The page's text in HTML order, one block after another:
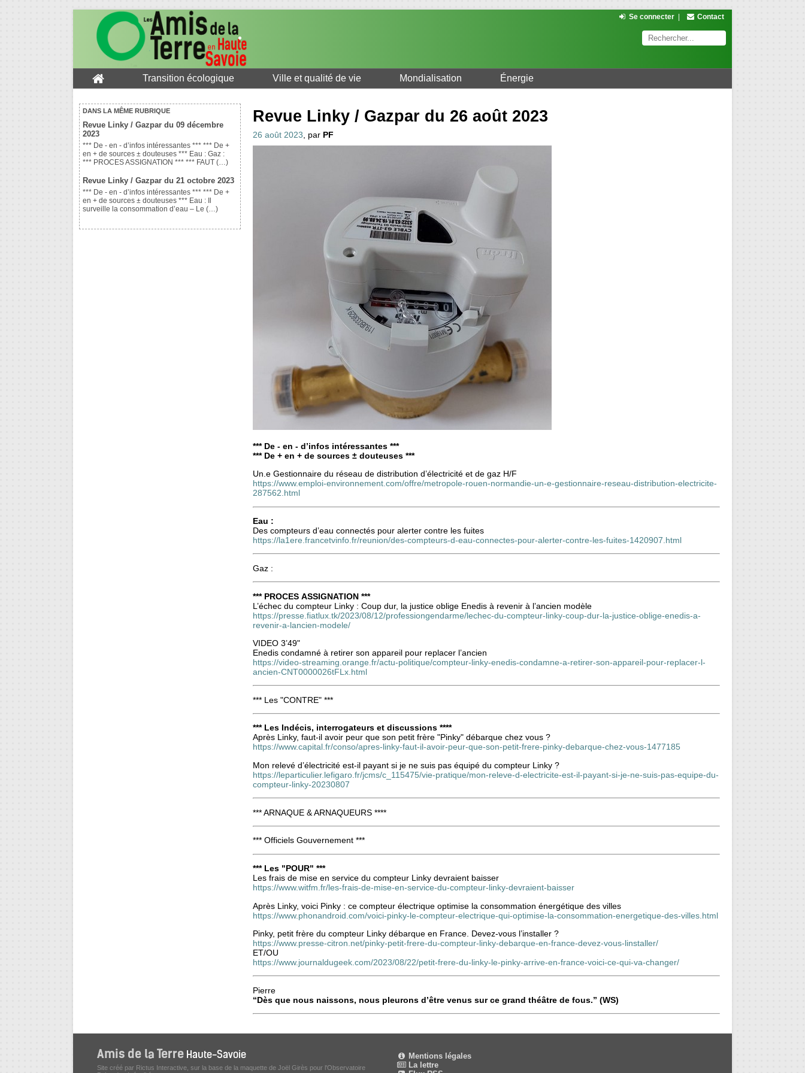
Se connecter Contact
Transition écologique Ville et qualité de vie Mondialisation Énergie
DANS LA MÊME RUBRIQUE
Revue Linky / Gazpar du 09 décembre
2023
*** De - en - d’infos intéressantes *** *** De +
en + de sources ± douteuses *** Eau : Gaz :
*** PROCES ASSIGNATION *** *** FAUT (…)
Revue Linky / Gazpar du 21 octobre 2023
*** De - en - d’infos intéressantes *** *** De +
en + de sources ± douteuses *** Eau : Il
surveille la consommation d’eau – Le (…)
Revue Linky / Gazpar du 26 août 2023
26 août 2023, par PF
*** De - en - d’infos intéressantes ***
*** De + en + de sources ± douteuses ***
Un.e Gestionnaire du réseau de distribution d’électricité et de gaz H/F
https://www.emploi-environnement.com/offre/metropole-rouen-normandie-un-e-gestionnaire-reseau-distribution-electricite-
287562.html
Eau :
Des compteurs d’eau connectés pour alerter contre les fuites
https://la1ere.francetvinfo.fr/reunion/des-compteurs-d-eau-connectes-pour-alerter-contre-les-fuites-1420907.html
Gaz :
*** PROCES ASSIGNATION ***
L’échec du compteur Linky : Coup dur, la justice oblige Enedis à revenir à l’ancien modèle
https://presse.fiatlux.tk/2023/08/12/professiongendarme/lechec-du-compteur-linky-coup-dur-la-justice-oblige-enedis-a-
revenir-a-lancien-modele/
VIDEO 3’49"
Enedis condamné à retirer son appareil pour replacer l’ancien
https://video-streaming.orange.fr/actu-politique/compteur-linky-enedis-condamne-a-retirer-son-appareil-pour-replacer-l-
ancien-CNT0000026tFLx.html
*** Les "CONTRE" ***
*** Les Indécis, interrogateurs et discussions ****
Après Linky, faut-il avoir peur que son petit frère "Pinky" débarque chez vous ?
https://www.capital.fr/conso/apres-linky-faut-il-avoir-peur-que-son-petit-frere-pinky-debarque-chez-vous-1477185
Mon relevé d’électricité est-il payant si je ne suis pas équipé du compteur Linky ?
https://leparticulier.lefigaro.fr/jcms/c_115475/vie-pratique/mon-releve-d-electricite-est-il-payant-si-je-ne-suis-pas-equipe-du-
compteur-linky-20230807
*** ARNAQUE & ARNAQUEURS ****
*** Officiels Gouvernement ***
*** Les "POUR" ***
Les frais de mise en service du compteur Linky devraient baisser
https://www.witfm.fr/les-frais-de-mise-en-service-du-compteur-linky-devraient-baisser
Après Linky, voici Pinky : ce compteur électrique optimise la consommation énergétique des villes
https://www.phonandroid.com/voici-pinky-le-compteur-electrique-qui-optimise-la-consommation-energetique-des-villes.html
Pinky, petit frère du compteur Linky débarque en France. Devez-vous l’installer ?
https://www.presse-citron.net/pinky-petit-frere-du-compteur-linky-debarque-en-france-devez-vous-linstaller/
ET/OU
https://www.journaldugeek.com/2023/08/22/petit-frere-du-linky-le-pinky-arrive-en-france-voici-ce-qui-va-changer/
Pierre
“Dès que nous naissons, nous pleurons d’être venus sur ce grand théâtre de fous.” (WS)
Site créé par Rictus Interactive, sur la base de la maquette de Joël Girès pour l'Observatoire
Mentions légales
La lettre